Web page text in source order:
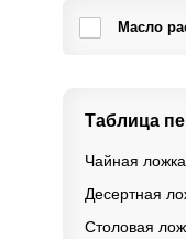
Масло
Таблица
Чайная ложка
Десертная
Столовая